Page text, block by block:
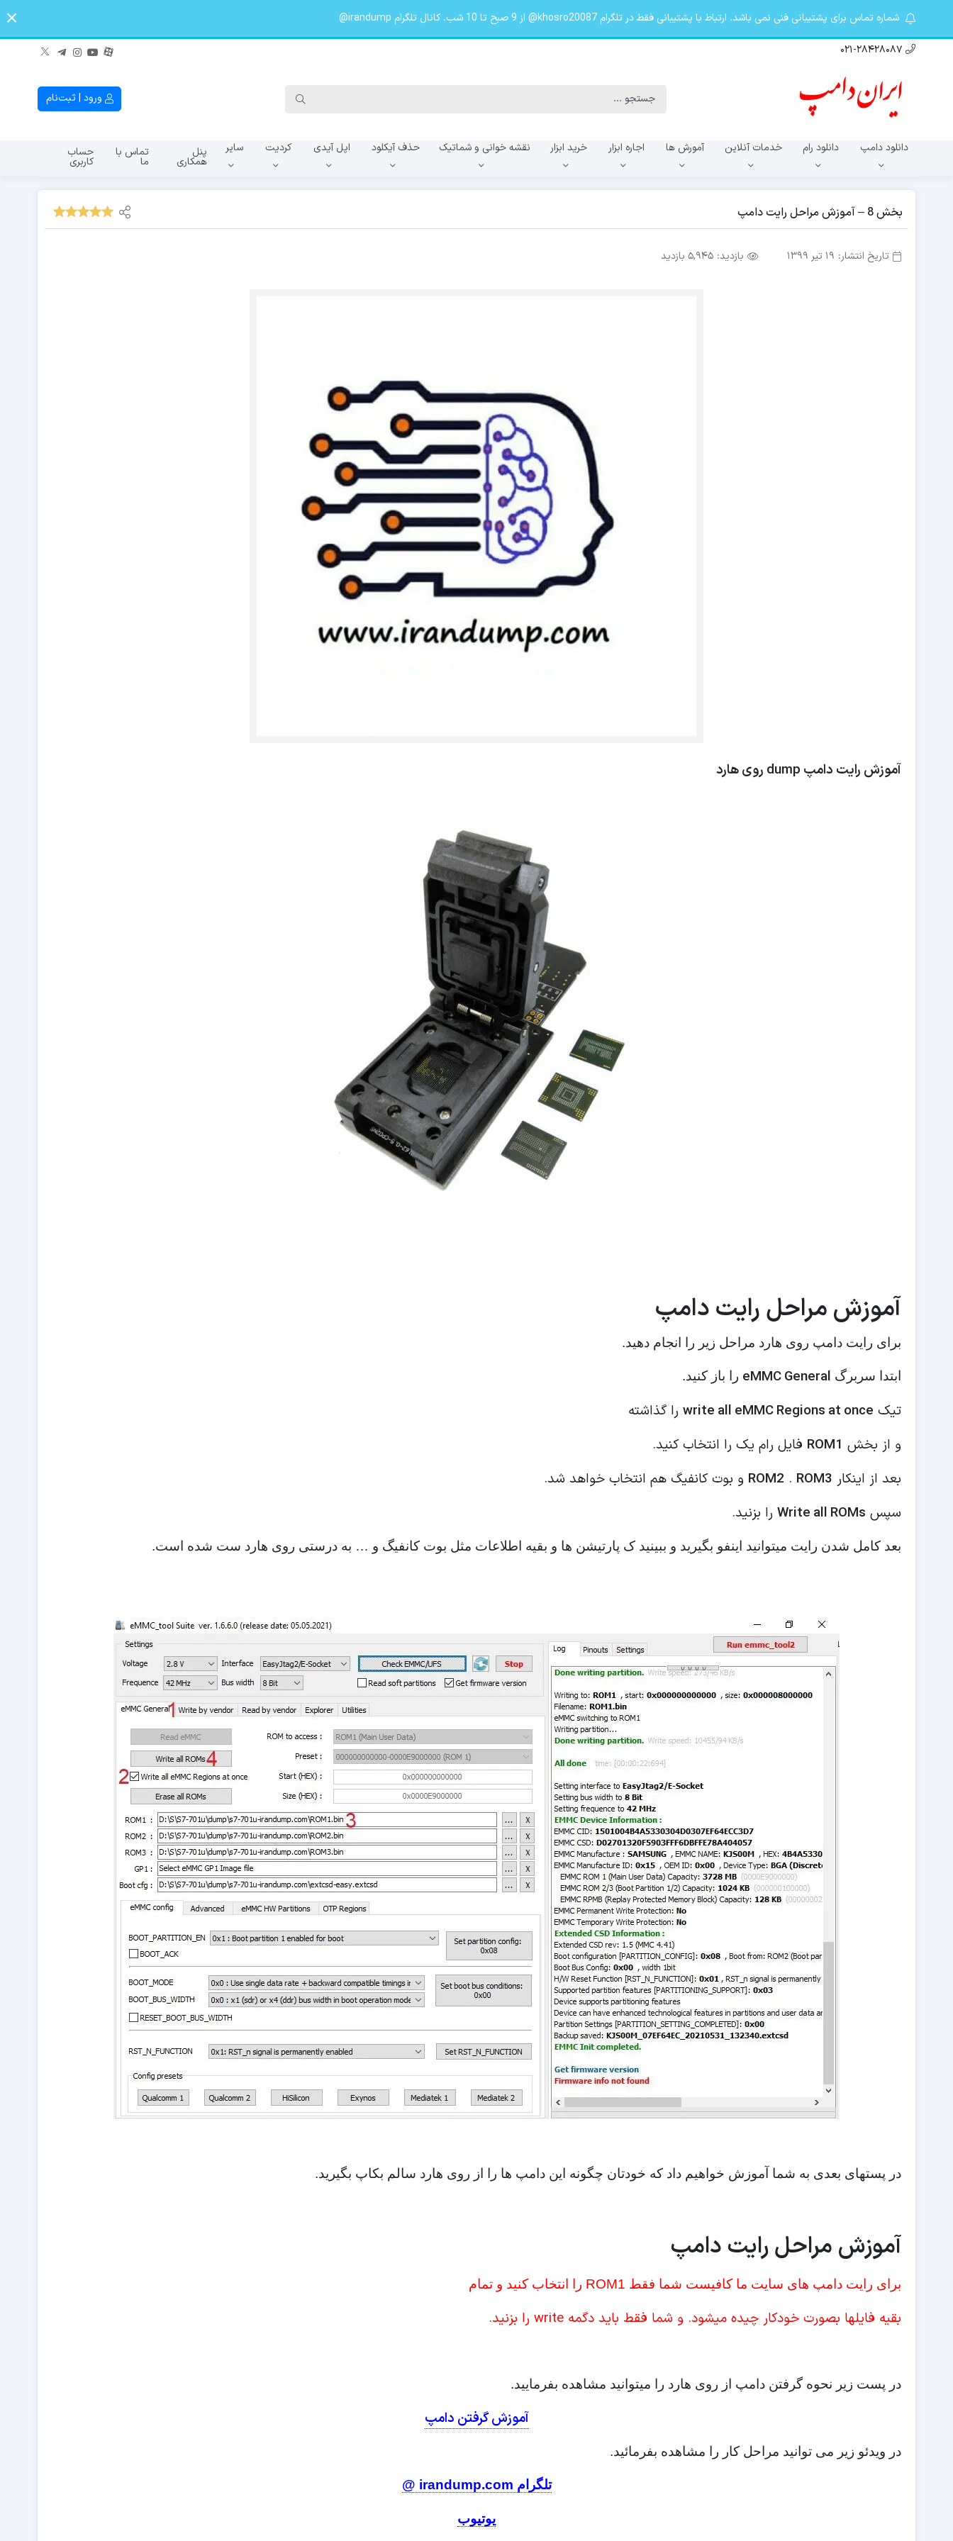
شماره تماس برای پشتیبانی فنی نمی باشد. ارتباط با پشتیبانی فقط در تلگرام khosro20087@ از 9 صبح تا 10 شب. کانال تلگرام irandump@
021-28428087
ورود | ثبت‌نام
دانلود دامپ دانلود رام خدمات آنلاین آمورش ها اجاره ابزار خرید ابزار نقشه خوانی و شماتیک حذف آیکلود اپل آیدی کردیت سایر پنل
همکاری
تماس با
ما
حساب
کاربری
بخش 8 – آموزش مراحل رایت دامپ
تاریخ انتشار: 19 تیر 1399 بازدید: 5,945 بازدید
آموزش رایت دامپ dump روی هارد
آموزش مراحل رایت دامپ
برای رایت دامپ روی هارد مراحل زیر را انجام دهید.
ابتدا سربرگ eMMC General را باز کنید.
تیک write all eMMC Regions at once را گذاشته
و از بخش ROM1 فایل رام یک را انتخاب کنید.
بعد از اینکار
ROM2 . ROM3
و بوت کانفیگ هم انتخاب خواهد شد.
سپس Write all ROMs را بزنید.
بعد کامل شدن رایت میتوانید اینفو بگیرید و ببینید ک پارتیشن ها و بقیه اطلاعات مثل بوت کانفیگ و … به درستی روی هارد ست شده است.
در پستهای بعدی به شما آموزش خواهیم داد که خودتان چگونه این دامپ ها را از روی هارد سالم بکاپ بگیرید.
آموزش مراحل رایت دامپ
برای رایت دامپ های سایت ما کافیست شما فقط ROM1 را انتخاب کنید و تمام
بقیه فایلها بصورت خودکار چیده میشود. و شما فقط باید دگمه write را بزنید.
در پست زیر نحوه گرفتن دامپ از روی هارد را میتوانید مشاهده بفرمایید.
آموزش گرفتن دامپ
در ویدئو زیر می توانید مراحل کار را مشاهده بفرمائید.
تلگرام irandump.com @
یوتیوب